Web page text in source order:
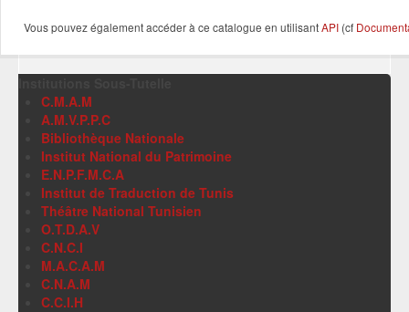
Vous pouvez également accéder à ce catalogue en utilisantAPI (cf
C.M.A.M
A.M.V.P.P.C
Bibliothèque Nationale
Institut National du Patrimoine
E.N.P.F.M.C.A
Institut de Traduction de Tunis
Théâtre National Tunisien
O.T.D.A.V
C.N.C.I
M.A.C.A.M
C.N.A.M
C.C.I.H